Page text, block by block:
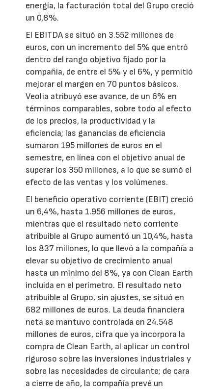
energía, la facturación total del Grupo creció
un 0,8%.
El EBITDA se situó en 3.552 millones de
euros, con un incremento del 5% que entró
dentro del rango objetivo fijado por la
compañía, de entre el 5% y el 6%, y permitió
mejorar el margen en 70 puntos básicos.
Veolia atribuyó ese avance, de un 6% en
términos comparables, sobre todo al efecto
de los precios, la productividad y la
eficiencia; las ganancias de eficiencia
sumaron 195 millones de euros en el
semestre, en línea con el objetivo anual de
superar los 350 millones, a lo que se sumó el
efecto de las ventas y los volúmenes.
El beneficio operativo corriente (EBIT) creció
un 6,4%, hasta 1.956 millones de euros,
mientras que el resultado neto corriente
atribuible al Grupo aumentó un 10,4%, hasta
los 837 millones, lo que llevó a la compañía a
elevar su objetivo de crecimiento anual
hasta un mínimo del 8%, ya con Clean Earth
incluida en el perímetro. El resultado neto
atribuible al Grupo, sin ajustes, se situó en
682 millones de euros. La deuda financiera
neta se mantuvo controlada en 24.548
millones de euros, cifra que ya incorpora la
compra de Clean Earth, al aplicar un control
riguroso sobre las inversiones industriales y
sobre las necesidades de circulante; de cara
a cierre de año, la compañía prevé un